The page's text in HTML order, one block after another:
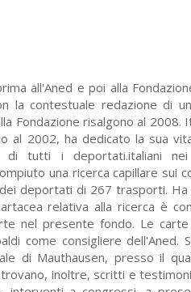
all'Aned e poi alla
la contestuale redazione di
Fondazione risalgono al 2008.
al 2002, ha dedicato la sua
di tutti i deportati.italiani
una ricerca capillare sui
deportati di 267 trasporti. Ha
relativa alla ricerca è
nel presente fondo. Le
come consigliere dell'Aned.
di Mauthausen, presso il
inoltre, scritti e